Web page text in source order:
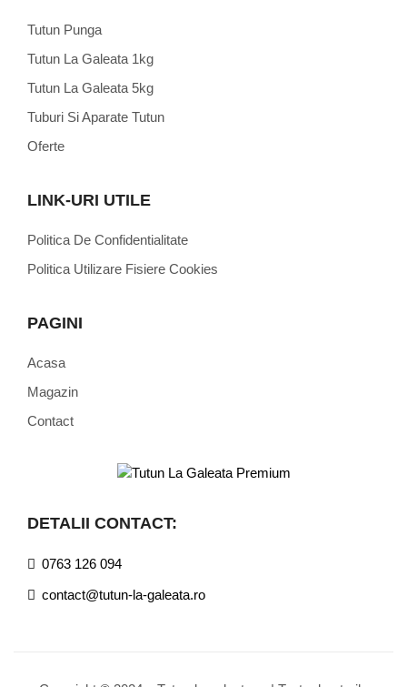
Tutun Punga
Tutun La Galeata 1kg
Tutun La Galeata 5kg
Tuburi Si Aparate Tutun
Oferte
LINK-URI UTILE
Politica De Confidentialitate
Politica Utilizare Fisiere Cookies
PAGINI
Acasa
Magazin
Contact
DETALII CONTACT:
0763 126 094
contact@tutun-la-galeata.ro